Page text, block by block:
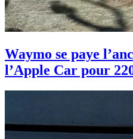
Waymo se paye
l’Apple Car pour